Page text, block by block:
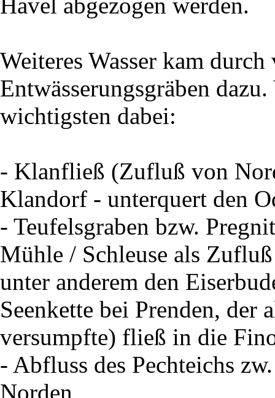
Weiteres Wasser kam
Entwässerungsgräben
wichtigsten dabei:
- Klanfließ (Zufluß von
Klandorf - unterquert den
- Teufelsgraben bzw.
Mühle / Schleuse als
unter anderem den
Seenkette bei Prenden, der
versumpfte) fließ in die
- Abfluss des Pechteichs
Norden